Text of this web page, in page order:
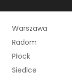
Warszawa
Radom
Płock
Siedlce